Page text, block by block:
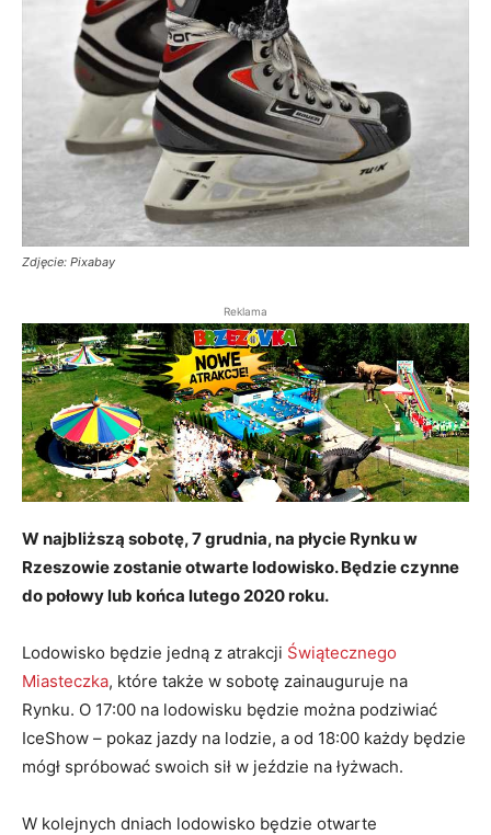
Zdjęcie: Pixabay
Reklama
W najbliższą sobotę, 7 grudnia, na płycie Rynku w
Rzeszowie zostanie otwarte lodowisko. Będzie czynne
do połowy lub końca lutego 2020 roku.
Lodowisko będzie jedną z atrakcji Świątecznego
Miasteczka, które także w sobotę zainauguruje na
Rynku. O 17:00 na lodowisku będzie można podziwiać
IceShow – pokaz jazdy na lodzie, a od 18:00 każdy będzie
mógł spróbować swoich sił w jeździe na łyżwach.
W kolejnych dniach lodowisko będzie otwarte